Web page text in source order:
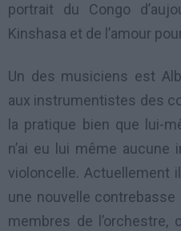
portrait du Congo
Kinshasa et de l’amour
Un des musiciens est
aux instrumentistes des
la pratique bien que lui-
n’ai eu lui même aucune
violoncelle. Actuellement
une nouvelle contrebasse
membres de